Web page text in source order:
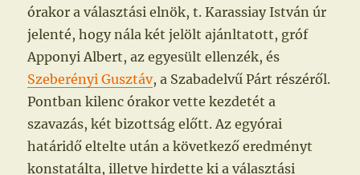
órakor a választási elnök, t. Karassiay István úr
jelenté, hogy nála két jelölt ajánltatott, gróf
Apponyi Albert, az egyesült ellenzék, és
Szeberényi Gusztáv, a Szabadelvű Párt részéről.
Pontban kilenc órakor vette kezdetét a
szavazás, két bizottság előtt. Az egyórai
határidő eltelte után a következő eredményt
konstatálta, illetve hirdette ki a választási